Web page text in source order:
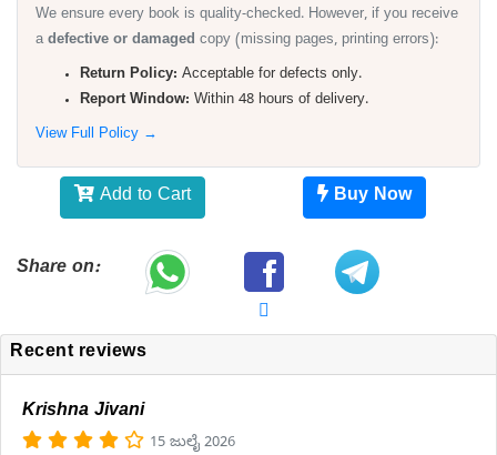
We ensure every book is quality-checked. However, if you receive
adefective or damaged copy (missing pages, printing errors):
Return Policy: Acceptable for defects only.
Report Window: Within 48 hours of delivery.
View Full Policy →
Add to Cart Buy Now
Share on:
Recent reviews
Krishna Jivani
15 ಜುಲೈ 2026